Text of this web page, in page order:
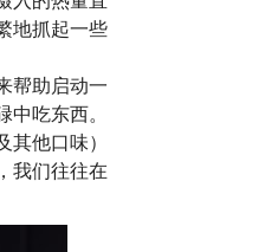
地抓起一些
帮助启动一
吃东西。
他口味）
我们往往在